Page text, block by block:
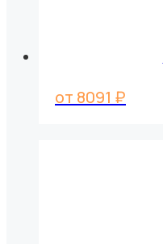
от 8091 ₽